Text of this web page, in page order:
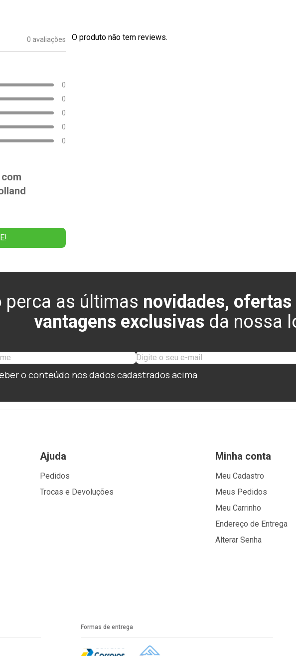
0 avaliações
0
0
0
0
0
O produto não tem reviews.
perca as últimas novidades,
vantagens exclusivas da nossa
o conteúdo nos dados cadastrados acima
Ajuda
Pedidos
Trocas e Devoluções
Minha conta
Meu Cadastro
Meus Pedidos
Meu Carrinho
Endereço de Entrega
Alterar Senha
Formas de entrega